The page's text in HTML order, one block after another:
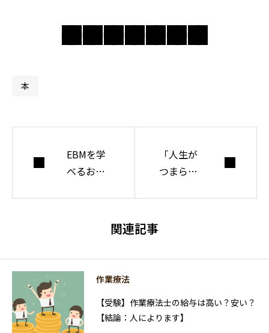
問い直し、分かり
合えない世界で人
本
EBMを学
べるおす
「人生が
つまらな
もしれな
関連記事
作業療法
【受験】作業療法士の給与は高い？安い？
【結論：人によります】